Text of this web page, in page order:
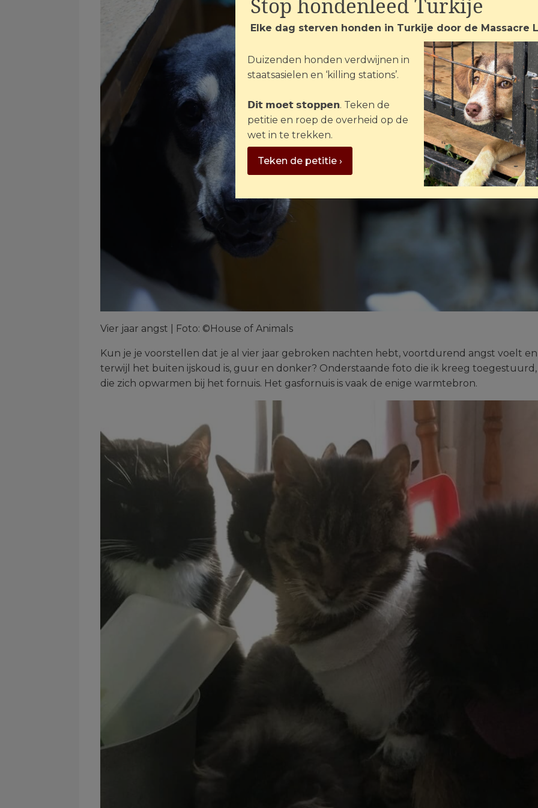
Vier jaar angst | Foto: ©House of Animals
Kun je je voorstellen dat je al vier jaar gebroken nachten hebt, voortdurend angst voelt
terwijl het buiten ijskoud is, guur en donker? Onderstaande foto die ik kreeg toegestuurd,
die zich opwarmen bij het fornuis. Het gasfornuis is vaak de enige warmtebron.
Stop hondenleed Turkije
Elke dag sterven honden in Turkije door de Massacre
Duizenden honden verdwijnen in
staatsasielen en ‘killing stations’.
𝗗𝗶𝘁 𝗺𝗼𝗲𝘁 𝘀𝘁𝗼𝗽𝗽𝗲𝗻. Teken de
petitie en roep de overheid op de
wet in te trekken.
Teken de petitie ›